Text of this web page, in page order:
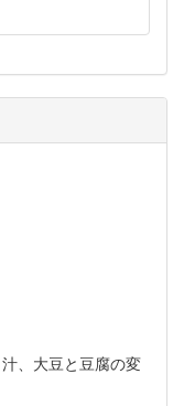
、大豆と豆腐の変